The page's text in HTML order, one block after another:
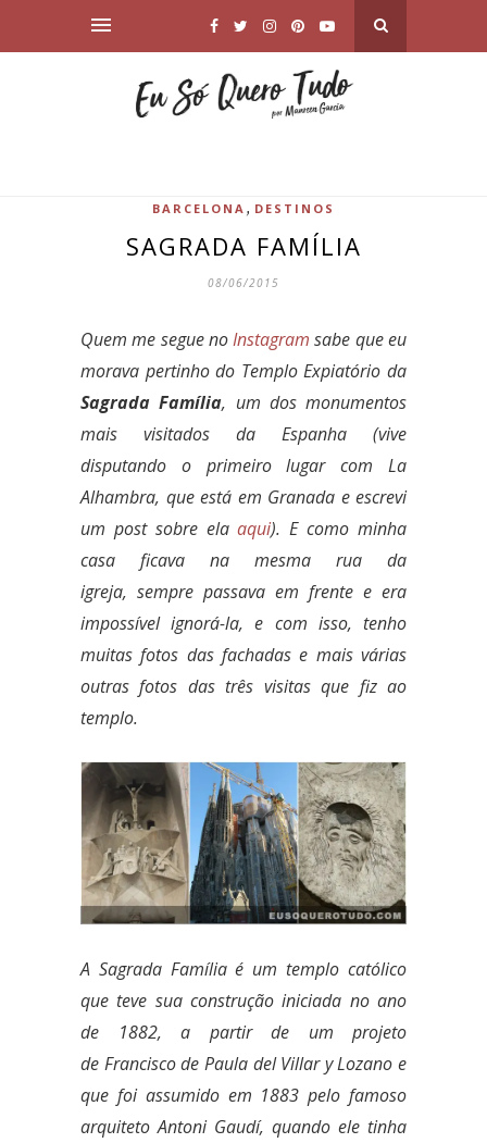
BARCELONA , DESTINOS
SAGRADA FAMÍLIA
08/06/2015
Quem me segue noInstagram sabe que eu
morava pertinho do Templo Expiatório da
Sagrada Família, um dos monumentos
mais visitados da Espanha (vive
disputando o primeiro lugar com La
Alhambra, que está em Granada e escrevi
um post sobre elaaqui). E como minha
casa ficava na mesma rua da
igreja, sempre passava em frente e era
impossível ignorá-la, e com isso, tenho
muitas fotos das fachadas e mais várias
outras fotos das três visitas que fiz ao
templo.
A Sagrada Família é um templo católico
que teve sua construção iniciada no ano
de 1882, a partir de um projeto
de Francisco de Paula del Villar y Lozano e
que foi assumido em 1883 pelo famoso
arquiteto Antoni Gaudí, quando ele tinha